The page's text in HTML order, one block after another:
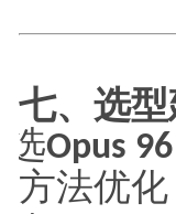
七、选
选Opus 96
方法优化